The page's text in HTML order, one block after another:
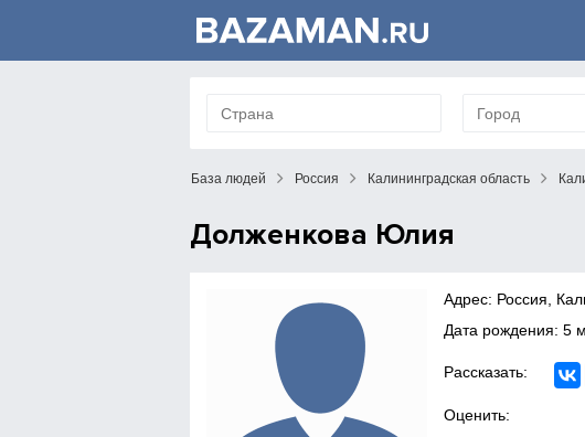
База людей Россия Калининградская область
Долженкова Юлия
Адрес: Россия,
Дата рождения: 5
Рассказать:
Оценить: